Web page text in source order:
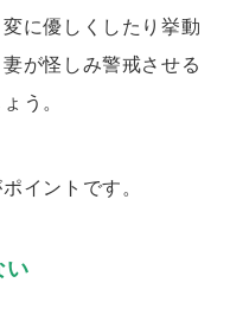
に優しくしたり挙動
が怪しみ警戒させる
う。
イントです。
い